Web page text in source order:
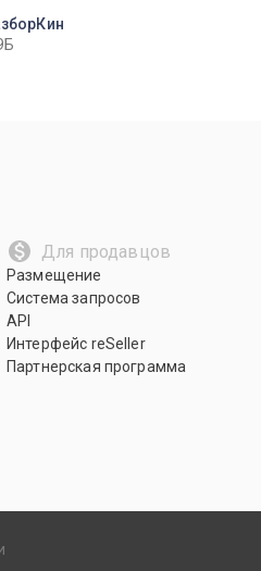
Для продавцов
Размещение
Система запросов
API
Интерфейс reSeller
Партнерская программа